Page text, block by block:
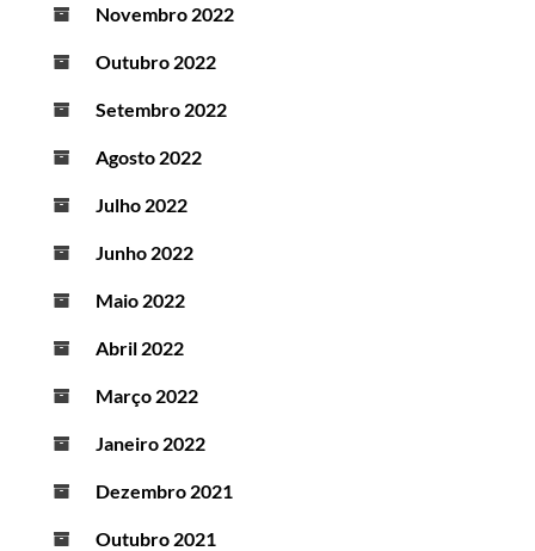
Novembro 2022
Outubro 2022
Setembro 2022
Agosto 2022
Julho 2022
Junho 2022
Maio 2022
Abril 2022
Março 2022
Janeiro 2022
Dezembro 2021
Outubro 2021